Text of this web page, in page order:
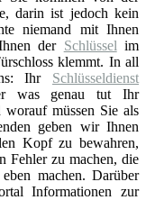
darin ist jedoch kein
niemand mit Ihnen
der Schlüssel im
klemmt. In all
Ihr Schlüsseldienst
was genau tut Ihr
müssen Sie als
geben wir Ihnen
Kopf zu bewahren,
Fehler zu machen, die
machen. Darüber
Informationen zur